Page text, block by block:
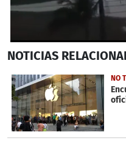
seconds
38
seconds
NOTICIAS
NO